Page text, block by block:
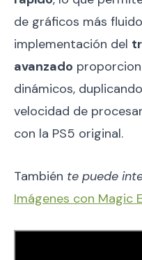
de gráficos más
implementación del
avanzado
dinámicos,
velocidad de
con la PS5 original.
También te puede
Imágenes con Magic